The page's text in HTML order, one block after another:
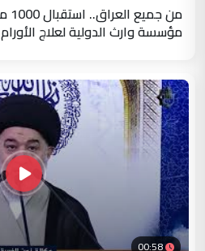
مؤسسة وارث الدولية لعلاج الأورام
00:58